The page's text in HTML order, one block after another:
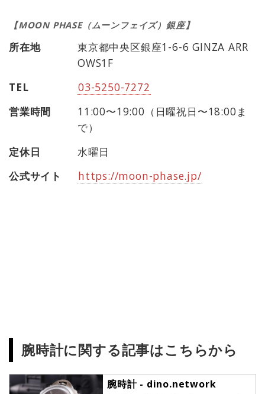
所在地
東京都中央区銀座1-6-6 GINZA ARR
OWS1F
TEL
03-5250-7272
営業時間
11:00〜19:00（日曜祝日〜18:00ま
で）
定休日
水曜日
公式サイト
https://moon-phase.jp/
【MOON PHASE（ムーンフェイズ）銀座】
腕時計に関する記事はこちらから
腕時計 - dino.network